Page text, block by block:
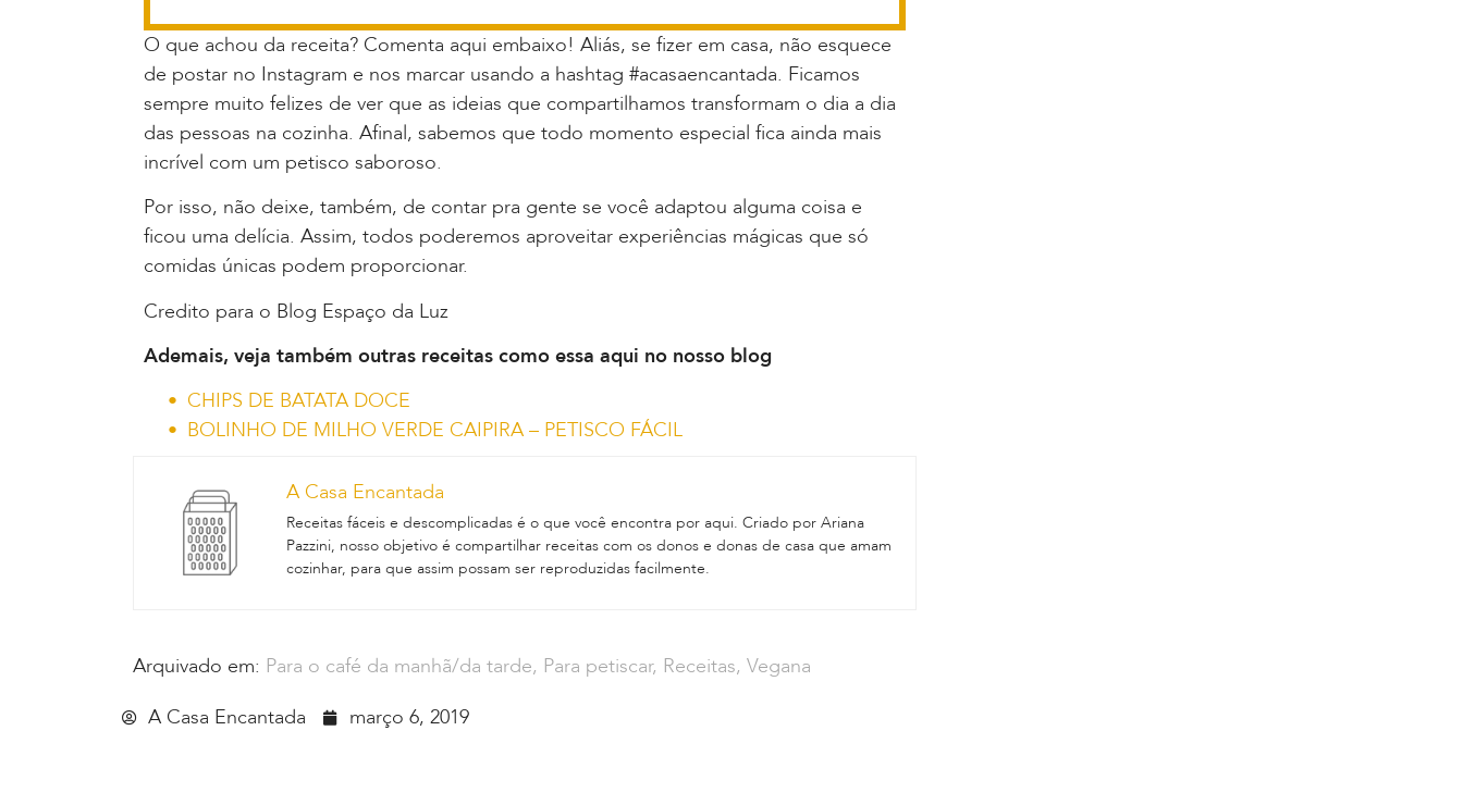
O que achou da receita? Comenta aqui embaixo! Aliás, se fizer em casa, não esquece
de postar no Instagram e nos marcar usando a hashtag #acasaencantada. Ficamos
sempre muito felizes de ver que as ideias que compartilhamos transformam o dia a dia
das pessoas na cozinha. Afinal, sabemos que todo momento especial fica ainda mais
incrível com um petisco saboroso.
Por isso, não deixe, também, de contar pra gente se você adaptou alguma coisa e
ficou uma delícia. Assim, todos poderemos aproveitar experiências mágicas que só
comidas únicas podem proporcionar.
Credito para o Blog Espaço da Luz
Ademais, veja também outras receitas como essa aqui no nosso blog
CHIPS DE BATATA DOCE
BOLINHO DE MILHO VERDE CAIPIRA – PETISCO FÁCIL
A Casa Encantada
Receitas fáceis e descomplicadas é o que você encontra por aqui. Criado por Ariana
Pazzini, nosso objetivo é compartilhar receitas com os donos e donas de casa que amam
cozinhar, para que assim possam ser reproduzidas facilmente.
Arquivado em: Para o café da manhã/da tarde, Para petiscar, Receitas, Vegana
A Casa Encantada
março 6, 2019